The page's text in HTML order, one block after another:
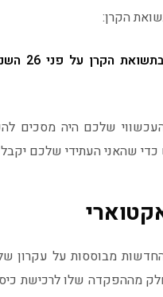
הקרן:
העתידי שלכם יקבל קצבה גבוהה ב-
מבוססות על עקרון
מההפקדה שלו לרכישת